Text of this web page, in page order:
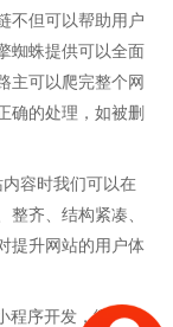
不但可以帮助用户
蜘蛛提供可以全面
主可以爬完整个网
确的处理，如被删
容时我们可以在
整齐、结构紧凑、
提升网站的用户体
程序开发，微信公